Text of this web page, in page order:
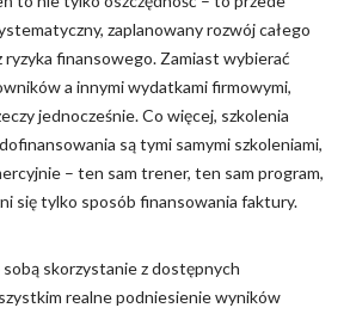
zaplanowany rozwój całego
ryzyka finansowego. Zamiast wybierać
a innymi wydatkami firmowymi,
jednocześnie. Co więcej, szkolenia
są tymi samymi szkoleniami,
– ten sam trener, ten sam program,
się tylko sposób finansowania faktury.
sobą skorzystanie z dostępnych
realne podniesienie wyników